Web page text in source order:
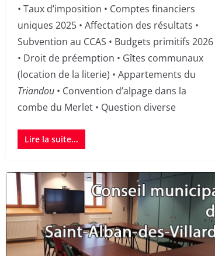
• Taux d’imposition • Comptes financiers
uniques 2025 • Affectation des résultats •
Subvention au CCAS • Budgets primitifs 2026
• Droit de préemption • Gîtes communaux
(location de la literie) • Appartements du
Triandou• Convention d’alpage dans la
combe du Merlet • Question diverse
Lire la suite...